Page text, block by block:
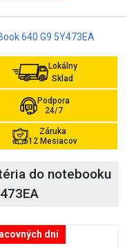
640 G9 5Y473EA
Lokálny
Sklad
Podpora
24/7
Záruka
12 Mesiacov
do notebooku
dní